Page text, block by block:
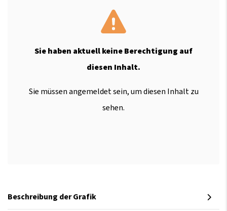
Sie haben aktuell keine Berechtigung auf
diesen Inhalt.
Sie müssen angemeldet sein, um diesen Inhalt zu
sehen.
Beschreibung der Grafik